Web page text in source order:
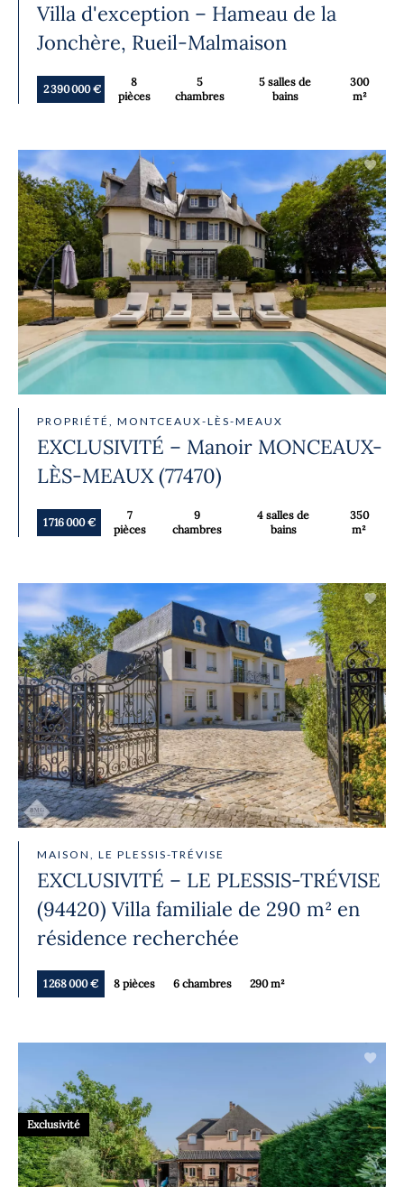
Villa d'exception – Hameau de la
Jonchère, Rueil-Malmaison
2 390 000 €
8
pièces
5
chambres
5 salles de
bains
300
m²
PROPRIÉTÉ, MONTCEAUX-LÈS-MEAUX
EXCLUSIVITÉ – Manoir MONCEAUX-
LÈS-MEAUX (77470)
1 716 000 €
7
pièces
9
chambres
4 salles de
bains
350
m²
MAISON, LE PLESSIS-TRÉVISE
EXCLUSIVITÉ – LE PLESSIS-TRÉVISE
(94420) Villa familiale de 290 m² en
résidence recherchée
1 268 000 € 8 pièces 6 chambres 290 m²
Exclusivité